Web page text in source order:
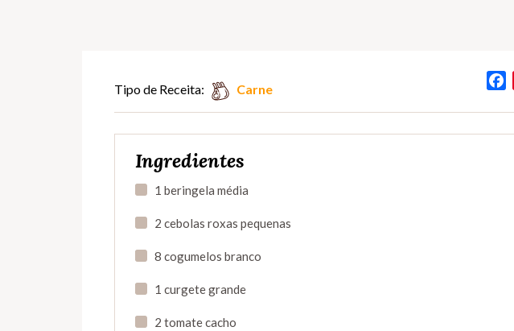
Tipo de Receita: Carne
Ingredientes
1 beringela média
2 cebolas roxas pequenas
8 cogumelos branco
1 curgete grande
2 tomate cacho